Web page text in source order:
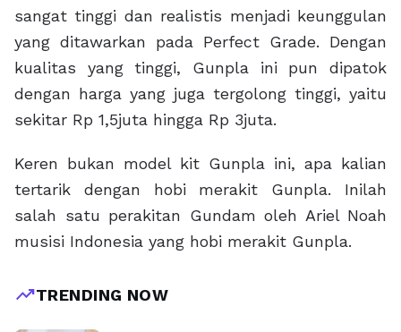
sangat tinggi dan realistis menjadi keunggulan
yang ditawarkan pada Perfect Grade. Dengan
kualitas yang tinggi, Gunpla ini pun dipatok
dengan harga yang juga tergolong tinggi, yaitu
sekitar Rp 1,5juta hingga Rp 3juta.
Keren bukan model kit Gunpla ini, apa kalian
tertarik dengan hobi merakit Gunpla. Inilah
salah satu perakitan Gundam oleh Ariel Noah
musisi Indonesia yang hobi merakit Gunpla.
trending_upTRENDING NOW